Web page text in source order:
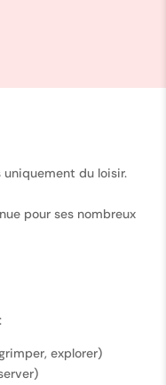
du loisir.
pour ses nombreux
explorer)